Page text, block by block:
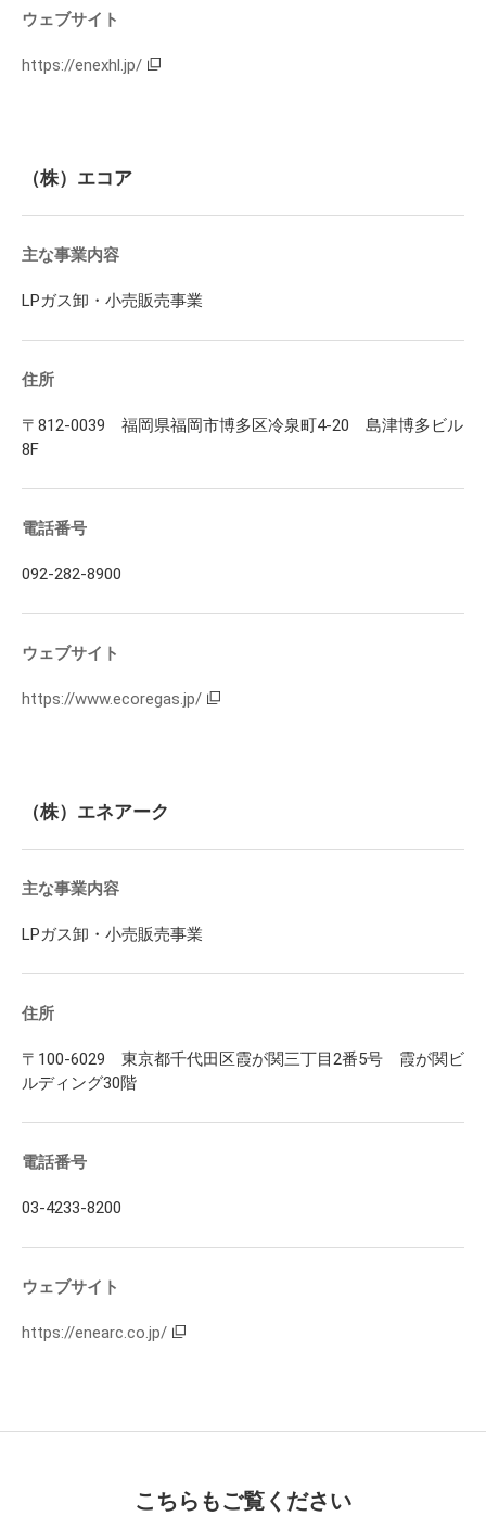
ウェブサイト
https://enexhl.jp/
（株）エコア
主な事業内容
LPガス卸・小売販売事業
住所
〒812-0039 福岡県福岡市博多区冷泉町4-20 島津博多ビル
8F
電話番号
092-282-8900
ウェブサイト
https://www.ecoregas.jp/
（株）エネアーク
主な事業内容
LPガス卸・小売販売事業
住所
〒100-6029 東京都千代田区霞が関三丁目2番5号 霞が関ビ
ルディング30階
電話番号
03-4233-8200
ウェブサイト
https://enearc.co.jp/
こちらもご覧ください